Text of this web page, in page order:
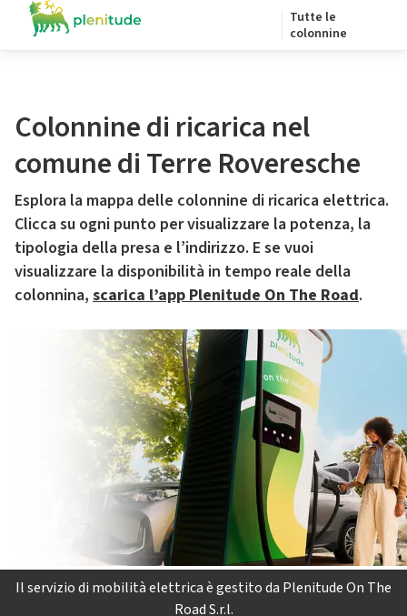
Tutte le
colonnine
Colonnine di ricarica nel
comune di Terre Roveresche
Esplora la mappa delle colonnine di ricarica elettrica.
Clicca su ogni punto per visualizzare la potenza, la
tipologia della presa e l’indirizzo. E se vuoi
visualizzare la disponibilità in tempo reale della
colonnina, scarica l’app Plenitude On The Road.
Il servizio di mobilità elettrica è gestito da Plenitude On The
Road S.r.l.